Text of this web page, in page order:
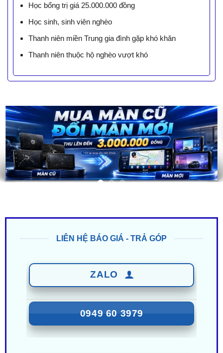
Học bổng trị giá 25.000.000 đồng
Học sinh, sinh viên nghèo
Thanh niên miền Trung gia đình gặp khó khăn
Thanh niên thuộc hộ nghèo vượt khó
0949 60 3979